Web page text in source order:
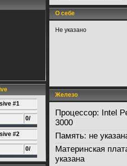
#1
0/
#2
0/
О себе
Не указано
Железо
Процессор: Intel
3000
Память: не
Материнская
указана